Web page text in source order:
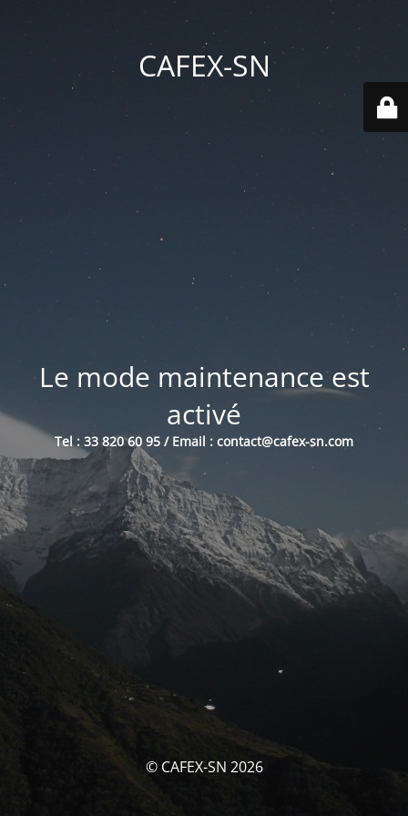
CAFEX-SN
Le mode maintenance est
activé
Tel : 33 820 60 95 / Email : contact@cafex-sn.com
© CAFEX-SN 2026